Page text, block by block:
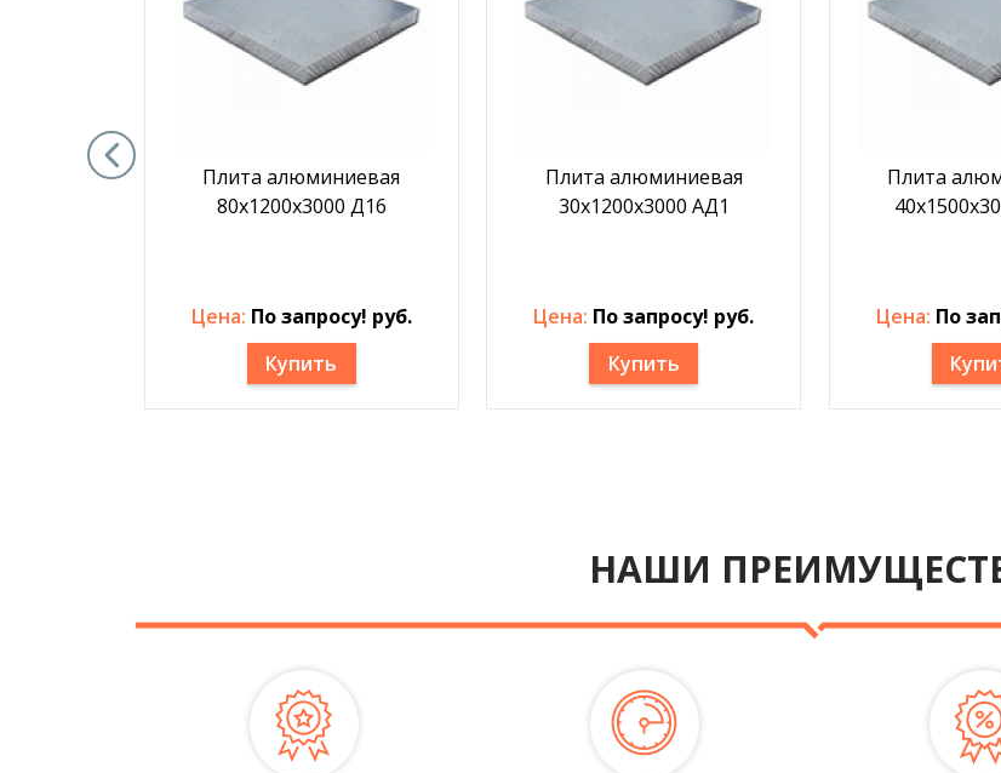
Плита алюминиевая
80х1200х3000 Д16
Цена: По запросу! руб.
Купить
Плита алюминиевая
30х1200х3000 АД1
Цена: По запросу! руб.
Купить
Плита
Цена: По
НАШИ